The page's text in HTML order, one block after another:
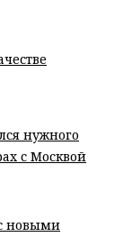
нужного
с Москвой
новыми